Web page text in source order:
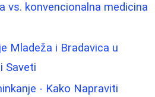
vs. konvencionalna medicina
Mladeža i Bradavica u
Saveti
- Kako Napraviti